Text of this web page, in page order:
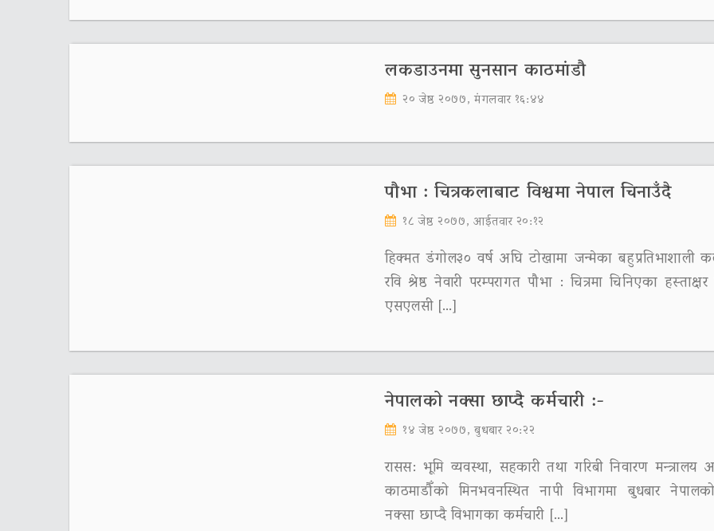
लकडाउनमा सुनसान काठमांडौ
२० जेष्ठ २०७७, मंगलवार १६:४४
पौभा : चित्रकलाबाट विश्वमा नेपाल चिनाउँदै
१८ जेष्ठ २०७७, आईतवार २०:१२
हिक्मत डंगोल३० वर्ष अघि टोखामा जन्मेका बहुप्रतिभाशाली
रवि श्रेष्ठ नेवारी परम्परागत पौभा : चित्रमा चिनिएका
एसएलसी […]
नेपालको नक्सा छाप्दै कर्मचारी :-
१४ जेष्ठ २०७७, बुधबार २०:२२
रासस: भूमि व्यवस्था, सहकारी तथा गरिबी निवारण मन्त्रालय
काठमाडौँको मिनभवनस्थित नापी विभागमा बुधबार
नक्सा छाप्दै विभागका कर्मचारी […]